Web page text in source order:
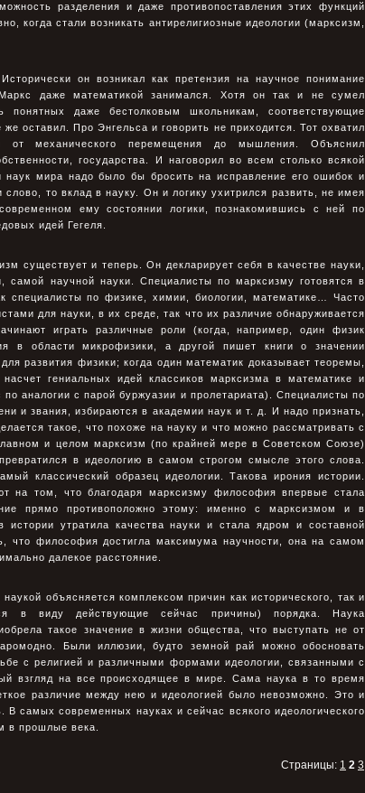
разделения и даже противопоставления этих функций
когда стали возникать антирелигиозные идеологии (марксизм,
он возникал как претензия на научное понимание
даже математикой занимался. Хотя он так и не сумел
понятных даже бестолковым школьникам, соответствующие
оставил. Про Энгельса и говорить не приходится. Тот охватил
механического перемещения до мышления. Объяснил
государства. И наговорил во всем столько всякой
наук мира надо было бы бросить на исправление его ошибок и
то вклад в науку. Он и логику ухитрился развить, не имея
ему состоянии логики, познакомившись с ней по
идей Гегеля.
существует и теперь. Он декларирует себя в качестве науки,
самой научной науки. Специалисты по марксизму готовятся в
специалисты по физике, химии, биологии, математике… Часто
для науки, в их среде, так что их различие обнаруживается
играть различные роли (когда, например, один физик
в области микрофизики, а другой пишет книги о значении
развития физики; когда один математик доказывает теоремы,
насчет гениальных идей классиков марксизма в математике и
аналогии с парой буржуазии и пролетариата). Специалисты по
и звания, избираются в академии наук и т. д. И надо признать,
такое, что похоже на науку и что можно рассматривать с
и целом марксизм (по крайней мере в Советском Союзе)
в идеологию в самом строгом смысле этого слова.
классический образец идеологии. Такова ирония истории.
на том, что благодаря марксизму философия впервые стала
прямо противоположно этому: именно с марксизмом и в
утратила качества науки и стала ядром и составной
что философия достигла максимума научности, она на самом
далекое расстояние.
объясняется комплексом причин как исторического, так и
в виду действующие сейчас причины) порядка. Наука
такое значение в жизни общества, что выступать не от
Были иллюзии, будто земной рай можно обосновать
с религией и различными формами идеологии, связанными с
взгляд на все происходящее в мире. Сама наука в то время
различие между нею и идеологией было невозможно. Это и
В самых современных науках и сейчас всякого идеологического
в прошлые века.
Страницы: 1 2 3